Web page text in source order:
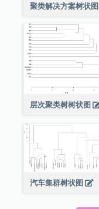
聚类解决方案树状图
层次聚类树树状图
汽车集群树状图